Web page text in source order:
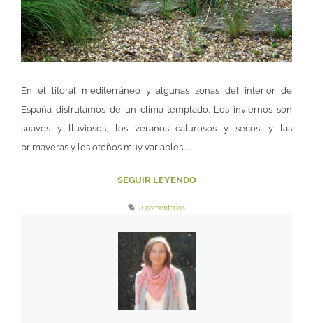
En el litoral mediterráneo y algunas zonas del interior de
España disfrutamos de un clima templado. Los inviernos son
suaves y lluviosos, los veranos calurosos y secos, y las
primaveras y los otoños muy variables, …
SEGUIR LEYENDO
8 comentarios